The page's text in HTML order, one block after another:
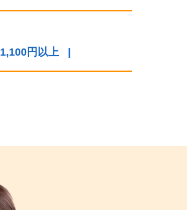
1,100円以上 |